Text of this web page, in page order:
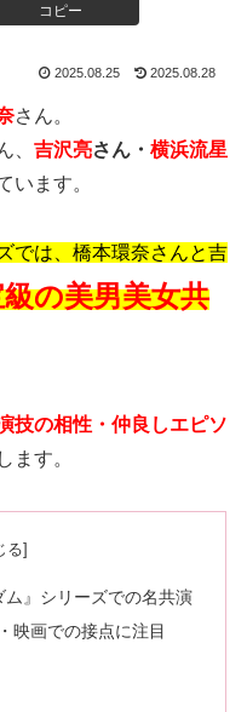
コピー
2025.08.25 2025.08.28
さん。
、 吉沢亮さん・ 横浜流星
います。
では、橋本環奈さんと吉
の美男美女共
技の相性・仲良しエピソ
ます。
』シリーズでの名共演
映画での接点に注目